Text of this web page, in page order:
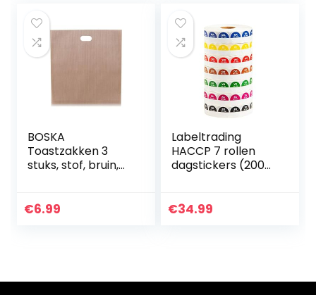
BOSKA
Toastzakken 3
stuks, stof, bruin,
€6.99
Labeltrading
HACCP 7 rollen
dagstickers (2000
keuken, hygiënisch
set
€34.99